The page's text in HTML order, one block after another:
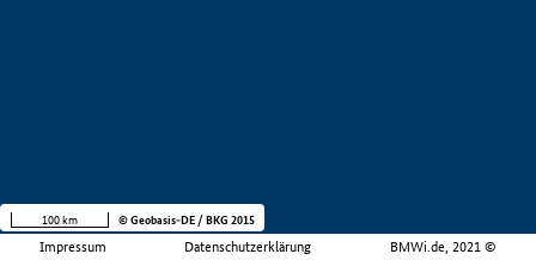
Impressum Datenschutzerklärung BMWi.de, 2021 ©
100 km © Geobasis-DE / BKG 2015